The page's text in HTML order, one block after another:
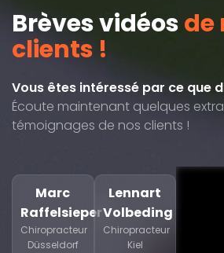
Brèves vidéosde
clients !
Vous êtes intéressé par ce que
Écoute maintenant quelques
témoignages de nos clients !
Marc
Raffelsieper
Chiropracteur
Düsseldorf
Lennart
Volbeding
Chiropracteur
Kiel